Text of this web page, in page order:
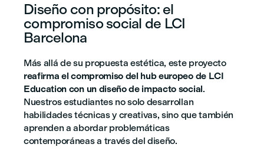
Diseño con propósito: el
compromiso social de LCI
Barcelona
Más allá de su propuesta estética, este proyecto
reafirma el compromiso del hub europeo de LCI
Education con un diseño de impacto social.
Nuestros estudiantes no solo desarrollan
habilidades técnicas y creativas, sino que también
aprenden a abordar problemáticas
contemporáneas a través del diseño.